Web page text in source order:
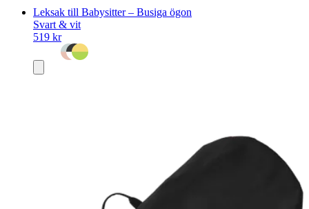
Leksak till Babysitter – Busiga ögon
Svart & vit
519 kr
i